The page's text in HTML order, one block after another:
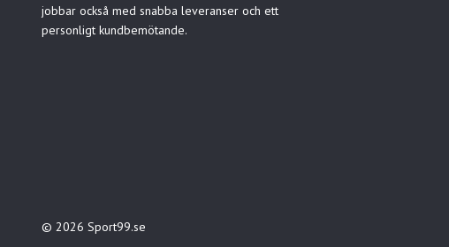
jobbar också med snabba leveranser och ett
personligt kundbemötande.
© 2026 Sport99.se